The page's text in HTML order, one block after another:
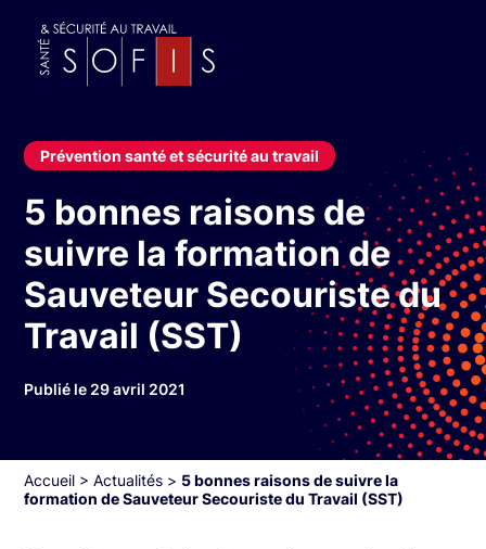
Prévention santé et sécurité au travail
5 bonnes raisons de
suivre la formation de
Sauveteur Secouriste du
Travail (SST)
Publié le 29 avril 2021
Accueil >Actualités > 5 bonnes raisons de suivre la
formation de Sauveteur Secouriste du Travail (SST)